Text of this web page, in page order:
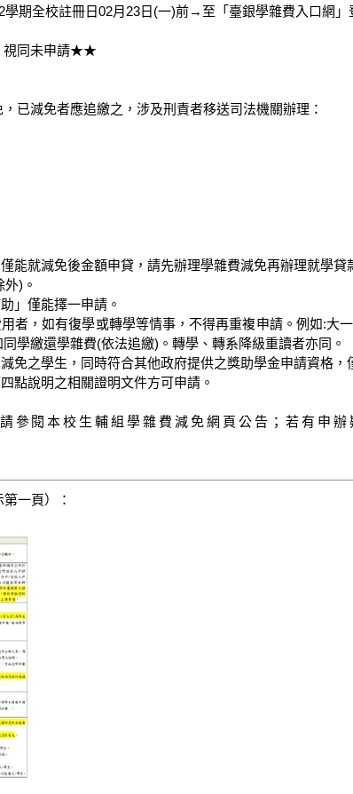
期全校註冊日02月23日(一)前→至「臺銀學雜費入口網」
視同未申請★★
已減免者應追繳之，涉及刑責者移送司法機關辦理：
能就減免後金額申貸，請先辦理學雜費減免再辦理就學貸
)。
」僅能擇一申請。
者，如有復學或轉學等情事，不得再重複申請。例如:大
學繳還學雜費(依法追繳)。轉學、轉系降級重讀者亦同。
免之學生，同時符合其他政府提供之獎助學金申請資格，
點說明之相關證明文件方可申請。
參閱本校生輔組學雜費減免網頁公告；若有申辦
一頁）：